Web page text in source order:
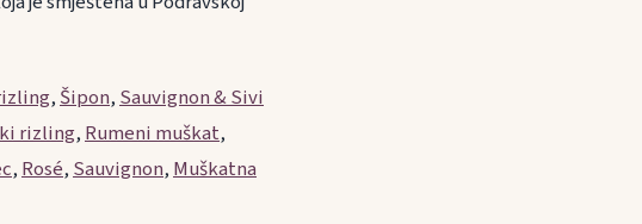
, Šipon, Sauvignon & Sivi
rizling, Rumeni muškat,
, Rosé, Sauvignon, Muškatna